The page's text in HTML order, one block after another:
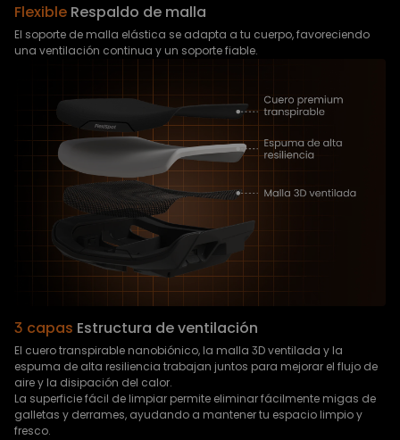
Flexible Respaldo de malla
El soporte de malla elástica se adapta a tu cuerpo, favoreciendo
una ventilación continua y un soporte fiable.
3 capas Estructura de ventilación
El cuero transpirable nanobiónico, la malla 3D ventilada y la
espuma de alta resiliencia trabajan juntos para mejorar el flujo de
aire y la disipación del calor.
La superficie fácil de limpiar permite eliminar fácilmente migas de
galletas y derrames, ayudando a mantener tu espacio limpio y
fresco.